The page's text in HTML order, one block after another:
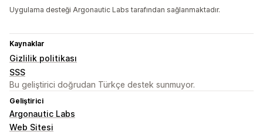
Uygulama desteği Argonautic Labs tarafından sağlanmaktadır.
Kaynaklar
Gizlilik politikası
SSS
Bu geliştirici doğrudan Türkçe destek sunmuyor.
Geliştirici
Argonautic Labs
Web Sitesi